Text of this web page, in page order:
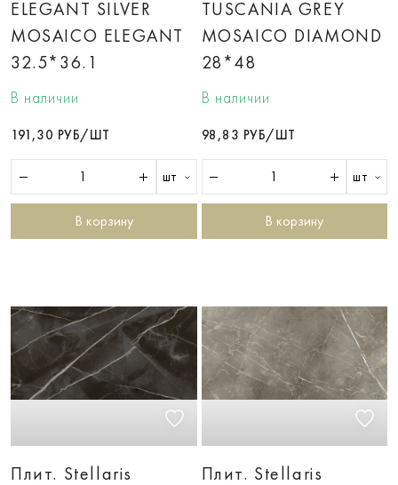
ELEGANT SILVER
MOSAICO ELEGANT
32.5*36.1
В наличии
191,30 РУБ/ШТ
шт
В корзину
TUSCANIA GREY
MOSAICO DIAMOND
28*48
В наличии
98,83 РУБ/ШТ
шт
В корзину
Плит. Stellaris
Плит. Stellaris